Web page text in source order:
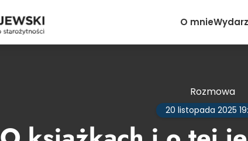
O mnie
Rozmowa
20 listopada 2025